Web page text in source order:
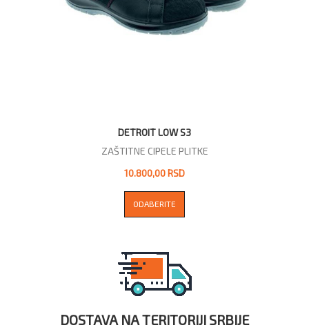
DETROIT LOW S3
ZAŠTITNE CIPELE PLITKE
10.800,00 RSD
ODABERITE
DOSTAVA NA TERITORIJI SRBIJE